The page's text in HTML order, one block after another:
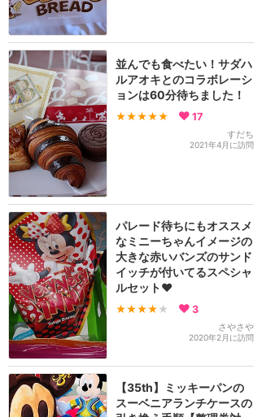
並んでも食べたい！サダハ
ルアオキとのコラボレーシ
ョンは60分待ちました！
★★★★★ 17
すだち
2021年4月に訪問
パレード待ちにもオススメ
なミニーちゃんイメージの
大きな赤いバンズのサンド
イッチが付いてるスペシャ
ルセット❤️
★★★★ ★ 3
さやさや
2020年2月に訪問
【35th】ミッキーパンの
スーベニアランチケースの